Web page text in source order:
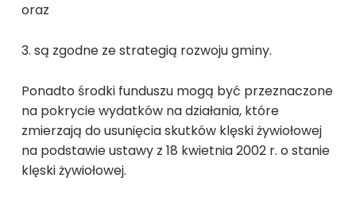
oraz
3. są zgodne ze strategią rozwoju gminy.
Ponadto środki funduszu mogą być przeznaczone
na pokrycie wydatków na działania, które
zmierzają do usunięcia skutków klęski żywiołowej
na podstawie ustawy z 18 kwietnia 2002 r. o stanie
klęski żywiołowej.